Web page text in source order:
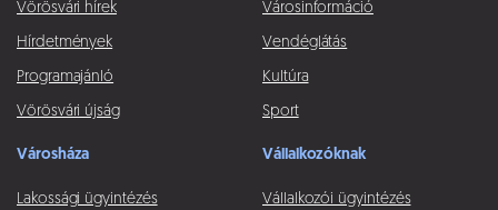
Vörösvári hírek
Hírdetmények
Programajánló
Vörösvári újság
Városinformáció
Vendéglátás
Kultúra
Sport
Városháza
Lakossági ügyintézés
Vállalkozóknak
Vállalkozói ügyintézés